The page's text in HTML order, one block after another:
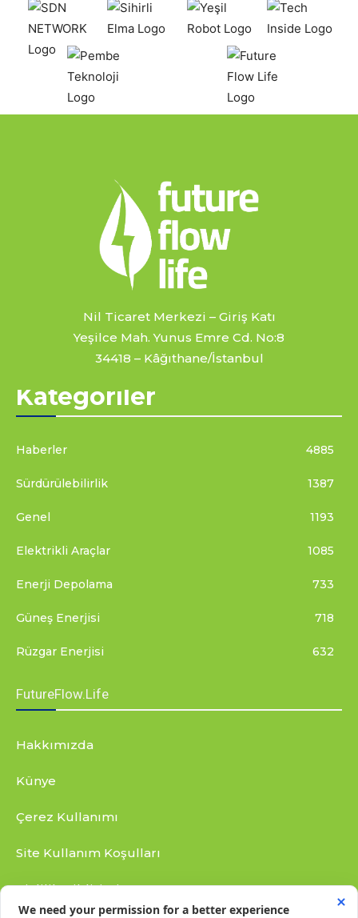
Nil Ticaret Merkezi – Giriş Katı
Yeşilce Mah. Yunus Emre Cd. No:8
34418 – Kâğıthane/İstanbul
Kategoriler
Haberler 4885
Sürdürülebilirlik 1387
Genel 1193
Elektrikli Araçlar 1085
Enerji Depolama 733
Güneş Enerjisi 718
Rüzgar Enerjisi 632
FutureFlow.Life
Hakkımızda
Künye
Çerez Kullanımı
Site Kullanım Koşulları
Gizlilik Bildirimi